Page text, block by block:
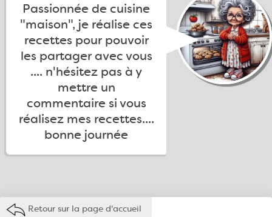
Passionnée de cuisine
"maison", je réalise ces
recettes pour pouvoir
les partager avec vous
.... n'hésitez pas à y
mettre un
commentaire si vous
réalisez mes recettes....
bonne journée
Retour sur la page d'accueil